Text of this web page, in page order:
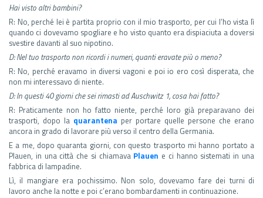
Hai visto altri bambini?
R: No, perché lei è partita proprio con il mio trasporto, per cui l’ho vista lì
quando ci dovevamo spogliare e ho visto quanto era dispiaciuta a doversi
svestire davanti al suo nipotino.
D: Nel tuo trasporto non ricordi i numeri, quanti eravate più o meno?
R: No, perché eravamo in diversi vagoni e poi io ero così disperata, che
non mi interessavo di niente.
D: In questi 40 giorni che sei rimasti ad Auschwitz 1, cosa hai fatto?
R: Praticamente non ho fatto niente, perché loro già preparavano dei
trasporti, dopo la quarantena per portare quelle persone che erano
ancora in grado di lavorare più verso il centro della Germania.
E a me, dopo quaranta giorni, con questo trasporto mi hanno portato a
Plauen, in una città che si chiamava Plauen e ci hanno sistemati in una
fabbrica di lampadine.
Lì, il mangiare era pochissimo. Non solo, dovevamo fare dei turni di
lavoro anche la notte e poi c’erano bombardamenti in continuazione.